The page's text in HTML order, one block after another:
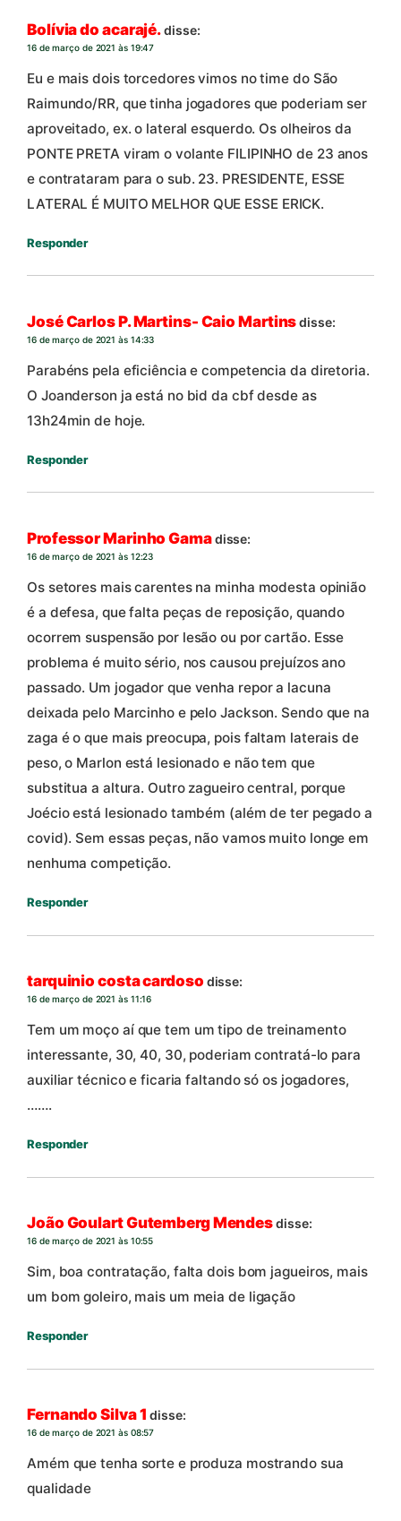
Bolívia do acarajé.disse:
16 de março de 2021 às 19:47
Eu e mais dois torcedores vimos no time do São
Raimundo/RR, que tinha jogadores que poderiam ser
aproveitado, ex. o lateral esquerdo. Os olheiros da
PONTE PRETA viram o volante FILIPINHO de 23 anos
e contrataram para o sub. 23. PRESIDENTE, ESSE
LATERAL É MUITO MELHOR QUE ESSE ERICK.
Responder
José Carlos P. Martins- Caio Martinsdisse:
16 de março de 2021 às 14:33
Parabéns pela eficiência e competencia da diretoria.
O Joanderson ja está no bid da cbf desde as
13h24min de hoje.
Responder
Professor Marinho Gamadisse:
16 de março de 2021 às 12:23
Os setores mais carentes na minha modesta opinião
é a defesa, que falta peças de reposição, quando
ocorrem suspensão por lesão ou por cartão. Esse
problema é muito sério, nos causou prejuízos ano
passado. Um jogador que venha repor a lacuna
deixada pelo Marcinho e pelo Jackson. Sendo que na
zaga é o que mais preocupa, pois faltam laterais de
peso, o Marlon está lesionado e não tem que
substitua a altura. Outro zagueiro central, porque
Joécio está lesionado também (além de ter pegado a
covid). Sem essas peças, não vamos muito longe em
nenhuma competição.
Responder
tarquinio costa cardoso disse:
16 de março de 2021 às 11:16
Tem um moço aí que tem um tipo de treinamento
interessante, 30, 40, 30, poderiam contratá-lo para
auxiliar técnico e ficaria faltando só os jogadores,
…….
Responder
João Goulart Gutemberg Mendesdisse:
16 de março de 2021 às 10:55
Sim, boa contratação, falta dois bom jagueiros, mais
um bom goleiro, mais um meia de ligação
Responder
Fernando Silva 1 disse:
16 de março de 2021 às 08:57
Amém que tenha sorte e produza mostrando sua
qualidade